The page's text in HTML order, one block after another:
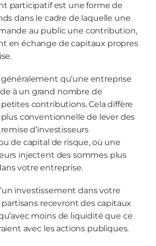
participatif est une forme de
dans le cadre de laquelle une
au public une contribution,
en échange de capitaux propres
qu’une entreprise
à un grand nombre de
contributions. Cela diffère
conventionnelle de lever des
d’investisseurs
de capital de risque, où une
injectent des sommes plus
votre entreprise.
investissement dans votre
recevront des capitaux
moins de liquidité que ce
avec les actions publiques.